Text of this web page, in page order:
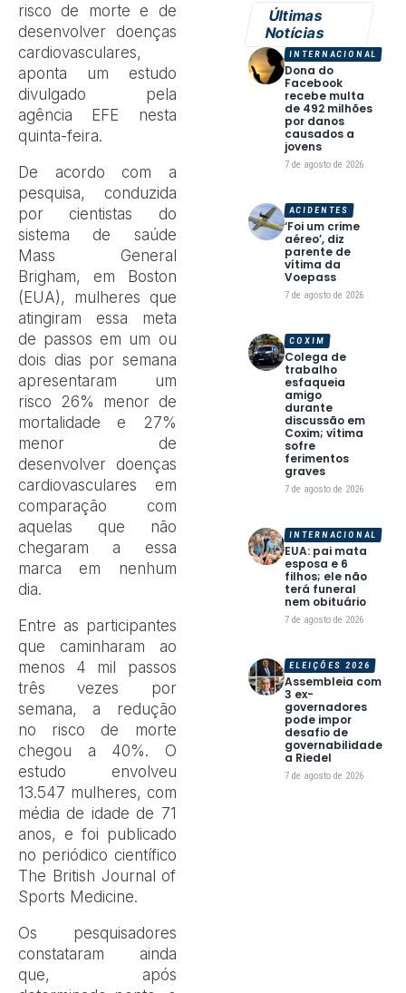
risco de morte e de
desenvolver doenças
cardiovasculares,
aponta um estudo
divulgado pela
agência EFE nesta
quinta-feira.
De acordo com a
pesquisa, conduzida
por cientistas do
sistema de saúde
Mass General
Brigham, em Boston
(EUA), mulheres que
atingiram essa meta
de passos em um ou
dois dias por semana
apresentaram um
risco 26% menor de
mortalidade e 27%
menor de
desenvolver doenças
cardiovasculares em
comparação com
aquelas que não
chegaram a essa
marca em nenhum
dia.
Entre as participantes
que caminharam ao
menos 4 mil passos
três vezes por
semana, a redução
no risco de morte
chegou a 40%. O
estudo envolveu
13.547 mulheres, com
média de idade de 71
anos, e foi publicado
no periódico científico
The British Journal of
Sports Medicine.
Os pesquisadores
constataram ainda
que, após
Últimas
Notícias
Dona do
Facebook
recebe multa
de 492 milhões
por danos
causados a
jovens
7 de agosto de 2026
INTERNACIONAL
‘Foi um crime
aéreo’, diz
parente de
vítima da
Voepass
7 de agosto de 2026
ACIDENTES
Colega de
trabalho
esfaqueia
amigo
durante
discussão em
Coxim; vítima
sofre
ferimentos
graves
7 de agosto de 2026
COXIM
EUA: pai mata
esposa e 6
filhos; ele não
terá funeral
nem obituário
7 de agosto de 2026
INTERNACIONAL
Assembleia com
3 ex-
governadores
pode impor
desafio de
governabilidade
a Riedel
7 de agosto de 2026
ELEIÇÕES 2026